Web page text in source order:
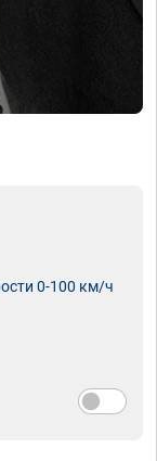
0-100 км/ч